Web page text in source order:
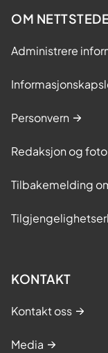
OM
Administrere
Personvern
Redaksjon og foto
Tilbakemelding
KONTAKT
Kontakt oss
Media